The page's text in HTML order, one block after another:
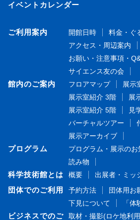
イベントカレンダー
ご利用案内 開館日時
料金・ぐ
アクセス・周辺案内
お願い・注意事項・
サイエンス友の会
館内のご案内 フロアマップ
展示
展示室紹介 3階
展
展示室紹介 5階
見
バーチャルツアー
展示アーカイブ
プログラム プログラム・展示のお
読み物
科学技術館とは 概要 出展者・ミッ
団体でのご利用 予約方法
団体用お
下見について
「
ビジネスでのご
取材・撮影(ロケ地利